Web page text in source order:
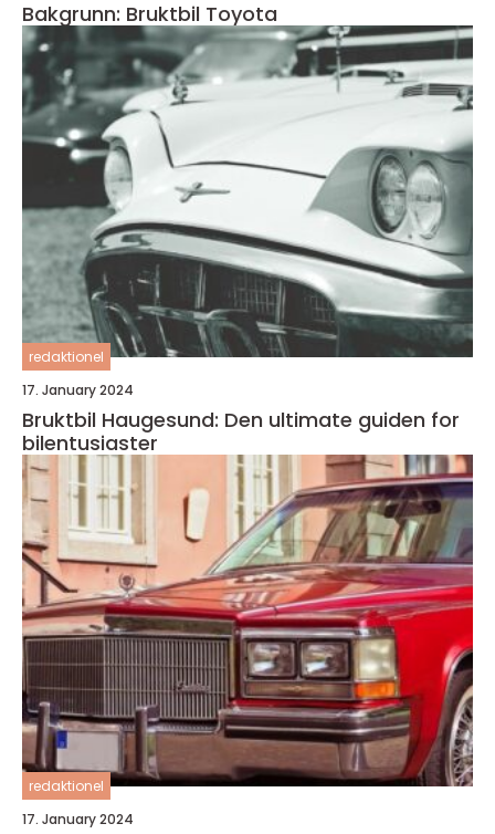
Bakgrunn: Bruktbil Toyota
redaktionel
17. January 2024
Bruktbil Haugesund: Den ultimate guiden for
bilentusiaster
redaktionel
17. January 2024